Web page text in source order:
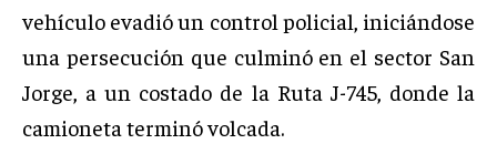
vehículo evadió un control policial, iniciándose
una persecución que culminó en el sector San
Jorge, a un costado de la Ruta J-745, donde la
camioneta terminó volcada.